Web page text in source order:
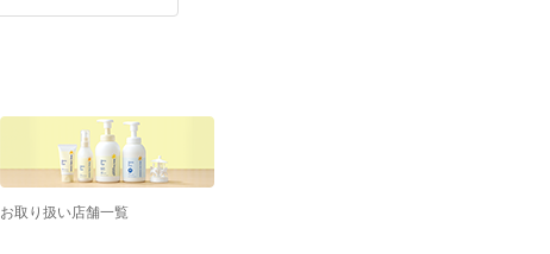
お取り扱い店舗一覧